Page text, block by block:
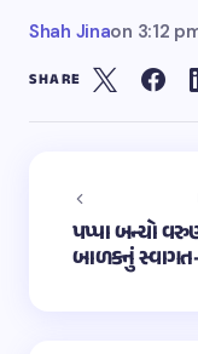
Shah Jinaon 3:12
SHARE
પપ્પા બન્યો
બાળકનું